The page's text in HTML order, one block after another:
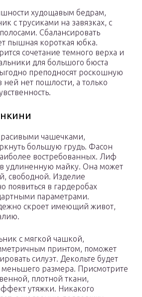
худощавым бедрам,
с трусиками на завязках, с
Сбалансировать
пышная короткая юбка.
сочетание темного верха и
для большого бюста
преподносят роскошную
нет пошлости, а только
чашечками,
большую грудь. Фасон
востребованных. Лиф
удлиненную майку. Она может
свободной. Изделие
появиться в гардеробах
параметрами.
скроет имеющий живот,
с мягкой чашкой,
принтом, поможет
силуэт. Декольте будет
меньшего размера. Присмотрите
плотной ткани,
утяжки. Никакого